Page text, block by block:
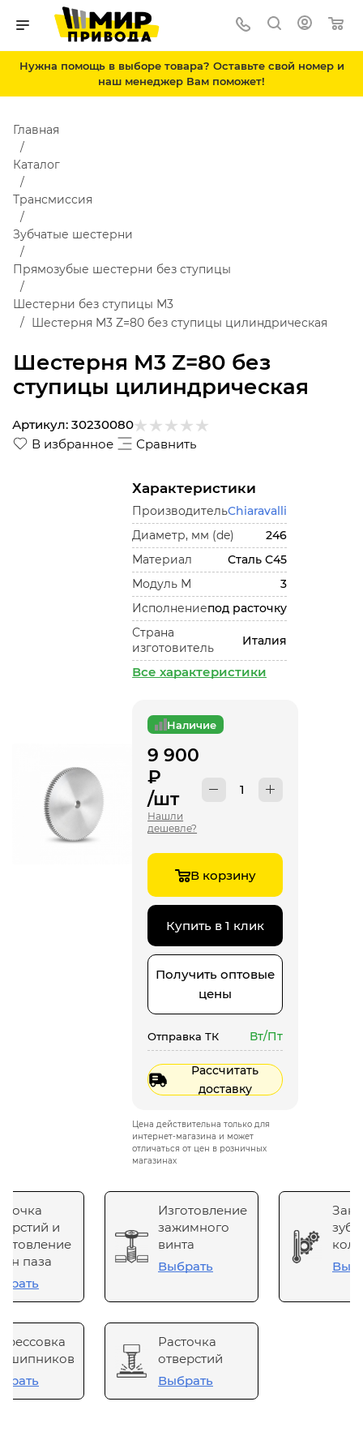
Нужна помощь в выборе товара? Оставьте свой номер и
наш менеджер Вам поможет!
Шестерня M3 Z=80 без
ступицы цилиндрическая
Главная
Каталог
Трансмиссия
Зубчатые шестерни
Прямозубые шестерни без ступицы
Шестерни без ступицы М3
Шестерня M3 Z=80 без ступицы цилиндрическая
В избранное Сравнить
Артикул: 30230080
Характеристики
ПроизводительChiaravalli
Диаметр, мм (de)
246
Материал
Сталь С45
Модуль М
3
Исполнениепод расточку
Страна
изготовитель
Италия
Все характеристики
Наличие
9 900
₽
/шт
Нашли
дешевле?
В корзину
Купить в 1 клик
Получить оптовые
цены
Отправка ТК Вт/Пт
Рассчитать
доставку
Цена действительна только для
интернет-магазина и может
отличаться от цен в розничных
магазинах
и
паза
Изготовление
зажимного
винта
Выбрать
Расточка
отверстий
Выбрать